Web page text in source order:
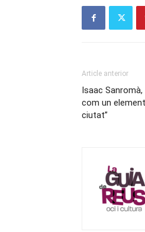
Article anterior
Isaac Sanromà,
com un
ciutat”